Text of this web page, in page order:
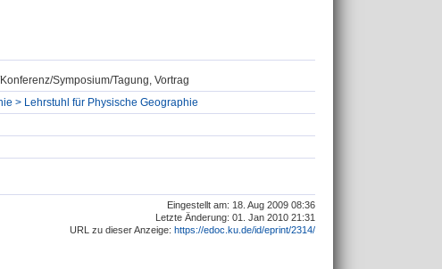
Symposium/Tagung, Vortrag
> Lehrstuhl für Physische Geographie
Eingestellt am: 18. Aug 2009 08:36
Letzte Änderung: 01. Jan 2010 21:31
URL zu dieser Anzeige: https://edoc.ku.de/id/eprint/2314/